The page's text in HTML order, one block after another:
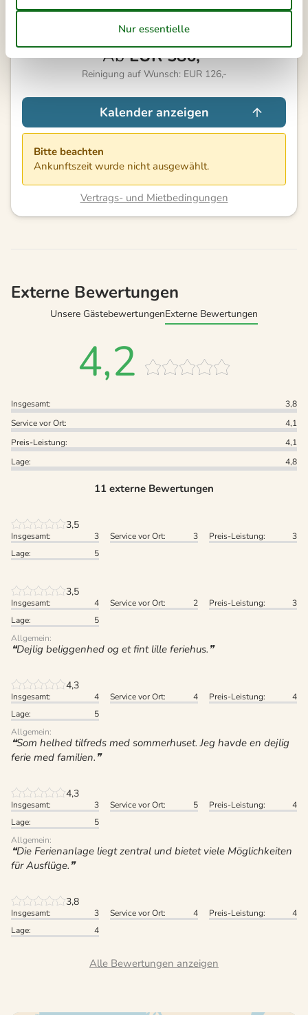
Externe Bewertungen 4,2
7 ÜBERNACHTUNGEN
Ab EUR 586,-
Reinigung auf Wunsch: EUR 126,-
Kalender anzeigen
Bitte beachten
Ankunftszeit wurde nicht ausgewählt.
Vertrags- und Mietbedingungen
Externe Bewertungen
Unsere GästebewertungenExterne Bewertungen
4,2
Insgesamt:
3,8
Service vor Ort:
4,1
Preis-Leistung:
4,1
Lage:
4,8
11 externe Bewertungen
3,5
Insgesamt: 3 Service vor Ort: 3 Preis-Leistung:
3
Lage:
5
3,5
Insgesamt: 4 Service vor Ort: 2 Preis-Leistung:
3
Lage:
5
Allgemein:
Dejlig beliggenhed og et fint lille feriehus.
4,3
Insgesamt: 4 Service vor Ort: 4 Preis-Leistung:
4
Lage:
5
Allgemein:
Som helhed tilfreds med sommerhuset. Jeg havde en dejlig
ferie med familien.
4,3
Insgesamt: 3 Service vor Ort: 5 Preis-Leistung:
4
Lage:
5
Allgemein:
Die Ferienanlage liegt zentral und bietet viele Möglichkeiten
für Ausflüge.
3,8
Insgesamt: 3 Service vor Ort: 4 Preis-Leistung:
4
Lage:
4
Alle Bewertungen anzeigen